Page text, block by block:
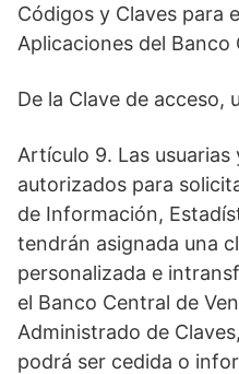
Códigos y Claves para
Aplicaciones del Banco
De la Clave de acceso,
Artículo 9. Las
autorizados para
de Información,
tendrán asignada una
personalizada e
el Banco Central de
Administrado de
podrá ser cedida o